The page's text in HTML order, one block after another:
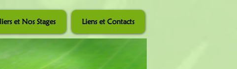
et Nos Stages Liens et Contacts